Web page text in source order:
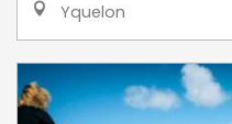
Yquelon